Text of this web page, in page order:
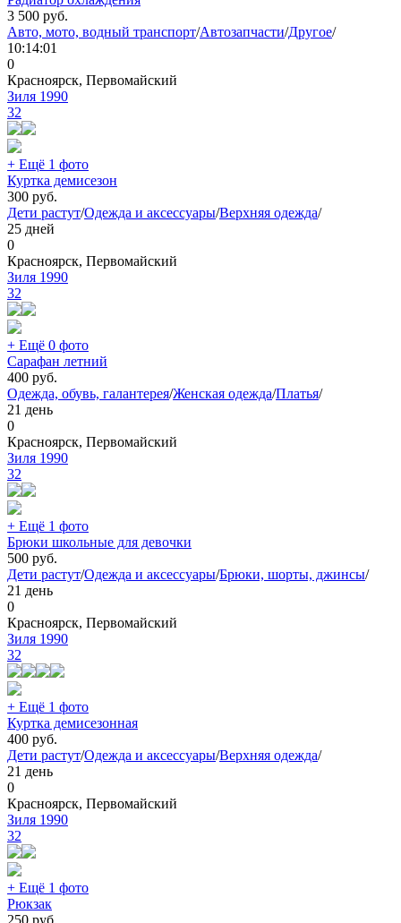
3 500 руб.
Авто, мото, водный транспорт/Автозапчасти/Другое/
10:14:01
0
Красноярск, Первомайский
Зиля 1990
32
+ Ещё 1 фото
Куртка демисезон
300 руб.
Дети растут/Одежда и аксессуары/Верхняя одежда/
25 дней
0
Красноярск, Первомайский
Зиля 1990
32
+ Ещё 0 фото
Сарафан летний
400 руб.
Одежда, обувь, галантерея/Женская одежда/Платья/
21 день
0
Красноярск, Первомайский
Зиля 1990
32
+ Ещё 1 фото
Брюки школьные для девочки
500 руб.
Дети растут/Одежда и аксессуары/Брюки, шорты, джинсы/
21 день
0
Красноярск, Первомайский
Зиля 1990
32
+ Ещё 1 фото
Куртка демисезонная
400 руб.
Дети растут/Одежда и аксессуары/Верхняя одежда/
21 день
0
Красноярск, Первомайский
Зиля 1990
32
+ Ещё 1 фото
Рюкзак
250 руб.